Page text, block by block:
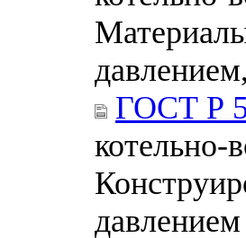
ГОСТ Р
котельно-
давлением